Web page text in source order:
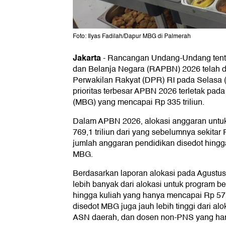
Foto: Ilyas Fadilah/Dapur MBG di Palmerah
Jakarta-Rancangan Undang-Undang
dan Belanja Negara (RAPBN) 2026 telah
Perwakilan Rakyat (DPR) RI pada Selasa
prioritas terbesar APBN 2026 terletak
(MBG) yang mencapai Rp 335 triliun.
Dalam APBN 2026, alokasi anggaran
769,1 triliun dari yang sebelumnya sekitar
jumlah anggaran pendidikan disedot
MBG.
Berdasarkan laporan alokasi pada
lebih banyak dari alokasi untuk program
hingga kuliah yang hanya mencapai Rp
disedot MBG juga jauh lebih tinggi dari
ASN daerah, dan dosen non-PNS yang